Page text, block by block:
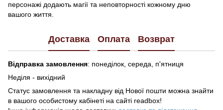
персонажі додають магії та неповторності кожному дню
вашого життя.
Доставка Оплата Возврат
Відправка замовлення: понеділок, середа, п'ятниця
Неділя - вихідний
Статус замовлення та накладну від Нової пошти можна знайти
в вашого особистому кабінеті на сайті readbox!